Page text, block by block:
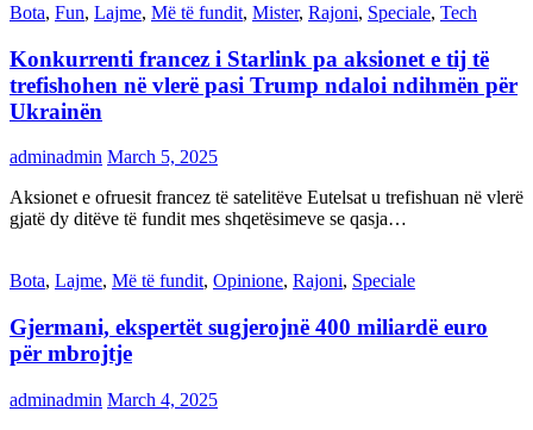
Bota, Fun, Lajme, Më të fundit, Mister, Rajoni, Speciale, Tech
Konkurrenti francez i Starlink pa aksionet e tij të
trefishohen në vlerë pasi Trump ndaloi ndihmën për
Ukrainën
adminadmin March 5, 2025
Aksionet e ofruesit francez të satelitëve Eutelsat u trefishuan në vlerë
gjatë dy ditëve të fundit mes shqetësimeve se qasja…
Bota, Lajme, Më të fundit, Opinione, Rajoni, Speciale
Gjermani, ekspertët sugjerojnë 400 miliardë euro
për mbrojtje
adminadmin March 4, 2025